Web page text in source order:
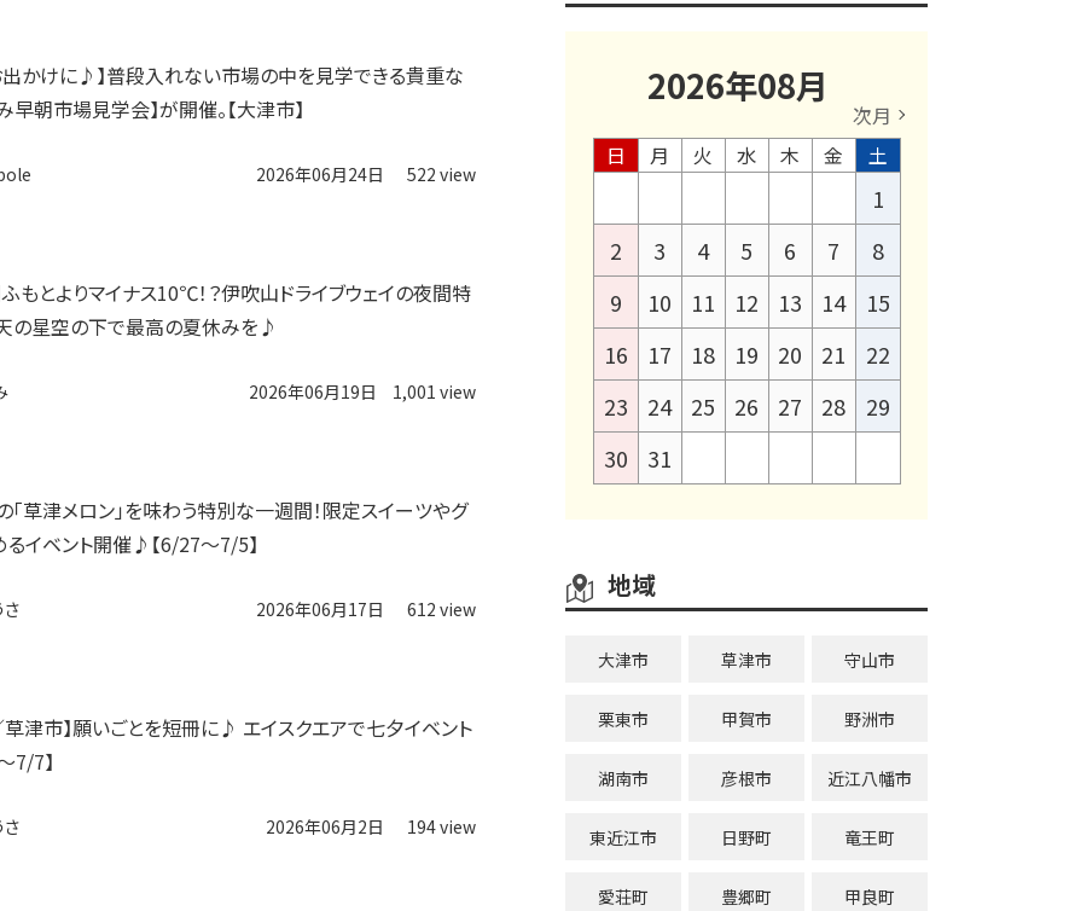
出かけに♪】普段入れない市場の中を見学できる貴重な
早朝市場見学会】が開催。【大津市】
2026年06月24日 522 view
ふもとよりマイナス10℃！？伊吹山ドライブウェイの夜間特
の星空の下で最高の夏休みを♪
2026年06月19日 1,001 view
「草津メロン」を味わう特別な一週間！限定スイーツやグ
イベント開催♪【6/27～7/5】
さ 2026年06月17日 612 view
草津市】願いごとを短冊に♪ エイスクエアで七夕イベント
7/7】
さ 2026年06月2日 194 view
2026年08月
次月
日
月 火 水 木 金 土
1
2
3 4 5 6 7
8
9
10 11 12 13 14
15
16
17 18 19 20 21
22
23
24 25 26 27 28
29
30
31
地域
大津市 草津市 守山市
栗東市 甲賀市 野洲市
湖南市 彦根市 近江八幡市
東近江市 日野町 竜王町
愛荘町 豊郷町 甲良町